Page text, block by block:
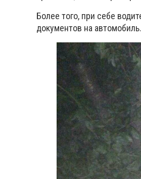
Более того, при себе
документов на автомобиль.